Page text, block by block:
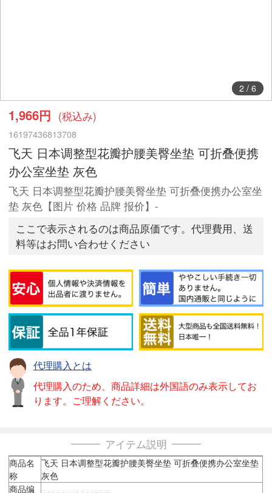
2/ 6
1,966円 (税込み)
16197436813708
飞天 日本调整型花瓣护腰美臀坐垫 可折叠便携
办公室坐垫 灰色
飞天 日本调整型花瓣护腰美臀坐垫 可折叠便携办公室坐
垫 灰色【图片 价格 品牌 报价】-
ここで表示されるのは商品原価です。代理費用、送
料等はお問い合わせください
代理購入とは
代理購入のため、商品詳細は外国語のみ表示してお
ります。ご理解ください。
アイテム説明
商品名
称
飞天 日本调整型花瓣护腰美臀坐垫 可折叠便携办公室坐垫
灰色
商品编